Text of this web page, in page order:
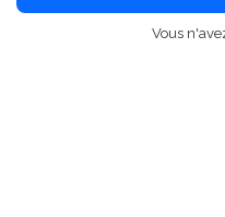
Vous